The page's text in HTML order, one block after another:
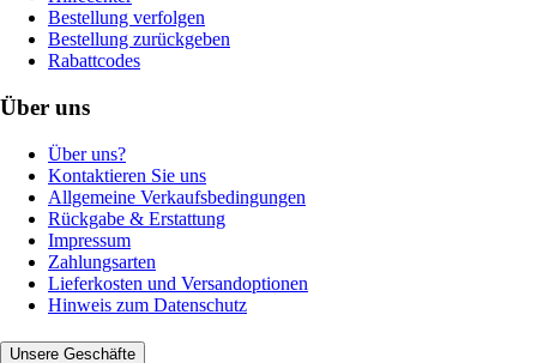
Bestellung verfolgen
Bestellung zurückgeben
Rabattcodes
Über uns
Über uns?
Kontaktieren Sie uns
Allgemeine Verkaufsbedingungen
Rückgabe & Erstattung
Impressum
Zahlungsarten
Lieferkosten und Versandoptionen
Hinweis zum Datenschutz
Unsere Geschäfte